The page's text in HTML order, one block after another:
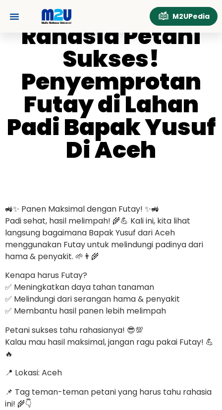
M2UPedia
Sukses!
Penyemprotan Futay
di Lahan Padi Bapak
Yusuf Di Aceh
Rahasia Petani
Sukses!
Penyemprotan
Futay di Lahan
Padi Bapak Yusuf
Di Aceh
🚜✨ Panen Maksimal dengan Futay! ✨🚜
Padi sehat, hasil melimpah! 🌾💪 Kali ini, kita lihat
langsung bagaimana Bapak Yusuf dari Aceh
menggunakan Futay untuk melindungi padinya dari
hama & penyakit. 🌱👨‍🌾
Kenapa harus Futay?
✅ Meningkatkan daya tahan tanaman
✅ Melindungi dari serangan hama & penyakit
✅ Membantu hasil panen lebih melimpah
Petani sukses tahu rahasianya! 😎💯
Kalau mau hasil maksimal, jangan ragu pakai Futay! 💪
🔥
📍 Lokasi: Aceh
📌 Tag teman-teman petani yang harus tahu rahasia
ini! 🌾👇